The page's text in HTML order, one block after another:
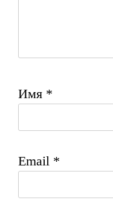
Имя *
Email *